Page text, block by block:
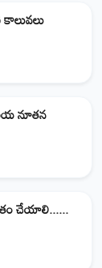
నూతన
చేయాలి......